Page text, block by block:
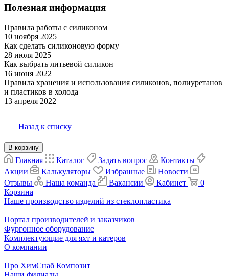
Полезная информация
Материалы
Правила работы с силиконом
10 ноября 2025
Матрица и форма
Как сделать силиконовую форму
28 июля 2025
Матрица и форма
Как выбрать литьевой силикон
16 июня 2022
Материалы
Правила хранения и использования силиконов, полиуретанов
и пластиков в холода
13 апреля 2022
Назад к списку
В корзину
Главная Каталог Задать вопрос
Контакты
Акции
Калькуляторы Избранные
Новости
Отзывы
Наша команда Вакансии Кабинет
0
Корзина
Наше производство изделий из стеклопластика
Портал производителей и заказчиков
Фургонное оборудование
Комплектующие для яхт и катеров
О компании
Про ХимСнаб Композит